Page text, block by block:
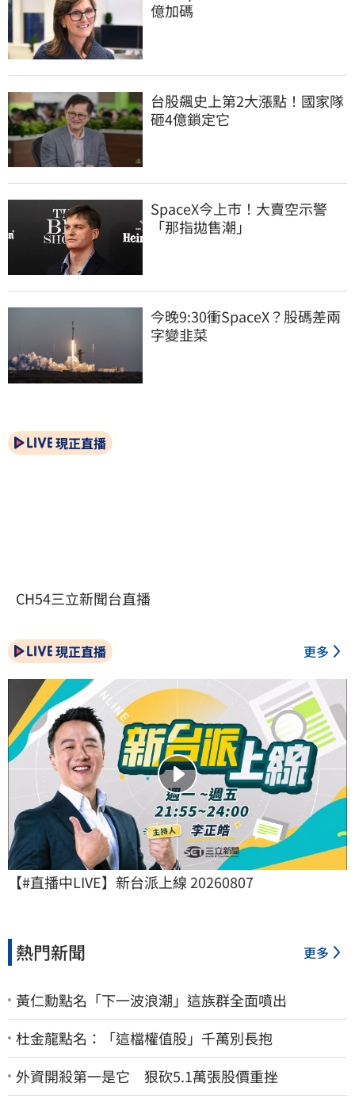
億加碼
台股飆史上第2大漲點！國家隊
砸4億鎖定它
SpaceX今上市！大賣空示警
「那指拋售潮」
今晚9:30衝SpaceX？股碼差兩
字變韭菜
現正直播
CH54三立新聞台直播
現正直播 更多
【#直播中LIVE】新台派上線 20260807
熱門新聞 更多
黃仁勳點名「下一波浪潮」這族群全面噴出
杜金龍點名：「這檔權值股」千萬別長抱
外資開殺第一是它 狠砍5.1萬張股價重挫